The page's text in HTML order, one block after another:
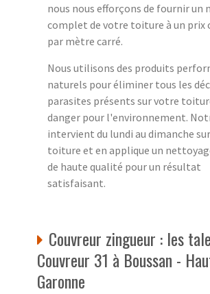
nous nous efforçons de fournir un
complet de votre toiture à un
par mètre carré.
Nous utilisons des produits
naturels pour éliminer tous les
parasites présents sur votre
danger pour l'environnement.
intervient du lundi au dimanche
toiture et en applique un
de haute qualité pour un résultat
satisfaisant.
Couvreur zingueur : les
Couvreur 31 à Boussan -
Garonne